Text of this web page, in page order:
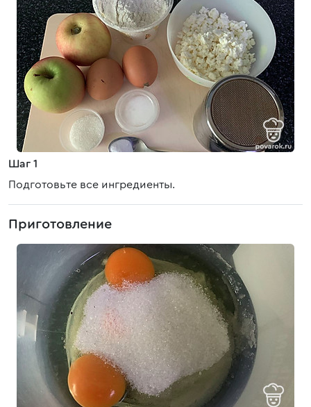
Шаг 1
Подготовьте все ингредиенты.
Приготовление